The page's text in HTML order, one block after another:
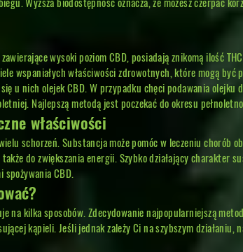
wysoki poziom CBD, posiadają znikomą ilość
wspaniałych właściwości zdrowotnych, które mogą
u nich olejek CBD. W przypadku chęci podawania
Najlepszą metodą jest poczekać do okresu
właściwości
schorzeń. Substancja może pomóc w leczeniu
do zwiększania energii. Szybko działający charakter
CBD.
na kilka sposobów. Zdecydowanie najpopularniejszą
kąpieli. Jeśli jednak zależy Ci na szybszym